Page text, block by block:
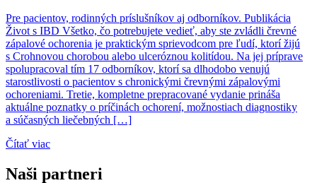
Pre pacientov, rodinných príslušníkov aj odborníkov. Publikácia
Život s IBD Všetko, čo potrebujete vedieť, aby ste zvládli črevné
zápalové ochorenia je praktickým sprievodcom pre ľudí, ktorí žijú
s Crohnovou chorobou alebo ulceróznou kolitídou. Na jej príprave
spolupracoval tím 17 odborníkov, ktorí sa dlhodobo venujú
starostlivosti o pacientov s chronickými črevnými zápalovými
ochoreniami. Tretie, kompletne prepracované vydanie prináša
aktuálne poznatky o príčinách ochorení, možnostiach diagnostiky
a súčasných liečebných […]
Čítať viac
Naši partneri